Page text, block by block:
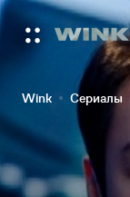
Wink Сериалы